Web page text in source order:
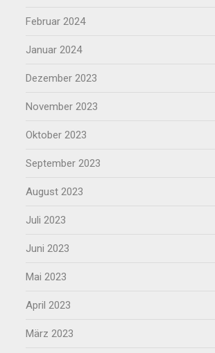
Februar 2024
Januar 2024
Dezember 2023
November 2023
Oktober 2023
September 2023
August 2023
Juli 2023
Juni 2023
Mai 2023
April 2023
März 2023